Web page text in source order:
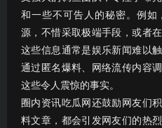
和一些不可告人的秘密。例如
源，不惜采取极端手段，或者
这些信息通常是娱乐新闻难以
通过匿名爆料、网络流传内容
这些令人震惊的事实。
圈内资讯吃瓜网还鼓励网友们
料文章，都会引发网友们的热